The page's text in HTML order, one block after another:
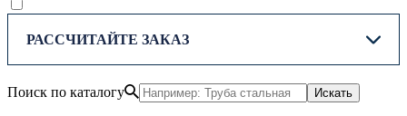
РАССЧИТАЙТЕ ЗАКАЗ
Поиск по каталогу Искать